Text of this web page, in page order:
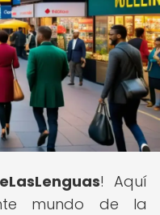
! Aquí
mundo de la